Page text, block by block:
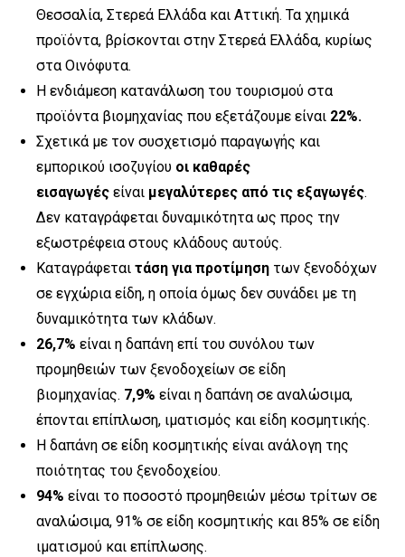
Θεσσαλία, Στερεά Ελλάδα και Αττική. Τα χημικά
προϊόντα, βρίσκονται στην Στερεά Ελλάδα, κυρίως
στα Οινόφυτα.
Η ενδιάμεση κατανάλωση του τουρισμού στα
προϊόντα βιομηχανίας που εξετάζουμε είναι 22%.
Σχετικά με τον συσχετισμό παραγωγής και
εμπορικού ισοζυγίου οι καθαρές
εισαγωγές είναι μεγαλύτερες από τις εξαγωγές.
Δεν καταγράφεται δυναμικότητα ως προς την
εξωστρέφεια στους κλάδους αυτούς.
Καταγράφεται τάση για προτίμηση των ξενοδόχων
σε εγχώρια είδη, η οποία όμως δεν συνάδει με τη
δυναμικότητα των κλάδων.
26,7% είναι η δαπάνη επί του συνόλου των
προμηθειών των ξενοδοχείων σε είδη
βιομηχανίας. 7,9% είναι η δαπάνη σε αναλώσιμα,
έπονται επίπλωση, ιματισμός και είδη κοσμητικής.
Η δαπάνη σε είδη κοσμητικής είναι ανάλογη της
ποιότητας του ξενοδοχείου.
94% είναι το ποσοστό προμηθειών μέσω τρίτων σε
αναλώσιμα, 91% σε είδη κοσμητικής και 85% σε είδη
ιματισμού και επίπλωσης.